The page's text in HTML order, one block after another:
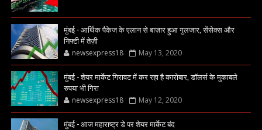
मुंबई - आर्थिक पैकेज के एलान से बाज़ार हुआ गुलजार, सेंसेक्स और
निफ्टी में तेज़ी
newsexpress18 May 13, 2020
मुंबई - शेयर मार्केट गिरावट में कर रहा है कारोबार, डॉलर्स के मुकाबले
रुपया भी गिरा
newsexpress18 May 12, 2020
मुंबई - आज महाराष्ट्र डे पर शेयर मार्केट बंद